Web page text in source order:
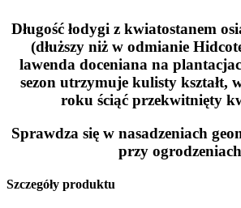
Długość łodygi z kwiatostanem
(dłuższy niż w odmianie
lawenda doceniana na
sezon utrzymuje kulisty kształt,
roku ściąć przekwitnięty
Sprawdza się w nasadzeniach
przy
Szczegóły produktu